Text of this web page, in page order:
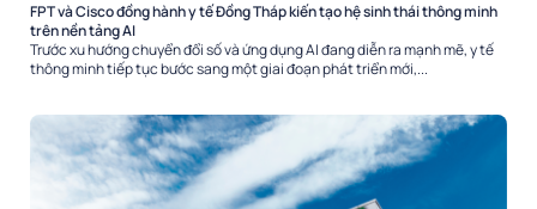
FPT và Cisco đồng hành y tế Đồng Tháp kiến tạo hệ sinh thái thông minh
trên nền tảng AI
Trước xu hướng chuyển đổi số và ứng dụng AI đang diễn ra mạnh mẽ, y tế
thông minh tiếp tục bước sang một giai đoạn phát triển mới,...